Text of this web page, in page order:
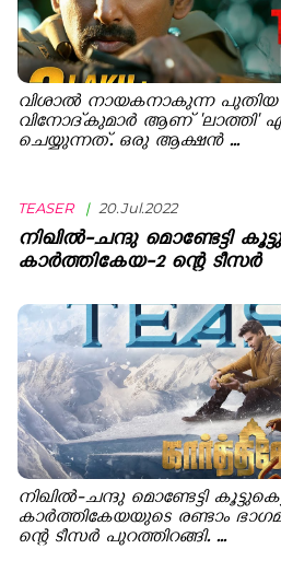
വിശാല്‍ നായകനാകുന്ന പുതിയ
വിനോദ്‍കുമാര്‍ ആണ് 'ലാത്തി'
ചെയ്യുന്നത്. ഒരു ആക്ഷൻ ...
TEASER | 20.Jul.2022
നിഖില്‍-ചന്ദു മൊണ്ടേട്ടി
കാര്‍ത്തികേയ-2 ന്റെ ടീസര്‍
നിഖില്‍-ചന്ദു മൊണ്ടേട്ടി
കാര്‍ത്തികേയയുടെ രണ്ടാം
ന്റെ ടീസര്‍ പുറത്തിറങ്ങി. ...